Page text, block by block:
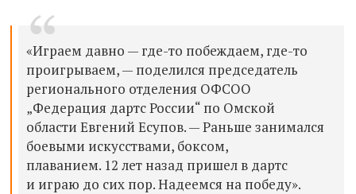
«Играем давно — где-то побеждаем, где-то
проигрываем, — поделился председатель
регионального отделения ОФСОО
„Федерация дартс России“ по Омской
области Евгений Есупов. — Раньше занимался
боевыми искусствами, боксом,
плаванием. 12 лет назад пришел в дартс
и играю до сих пор. Надеемся на победу».